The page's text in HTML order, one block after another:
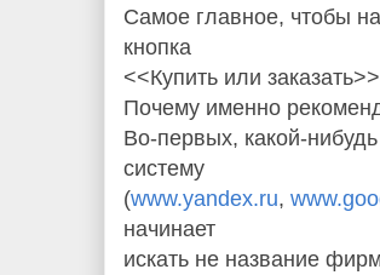
Самое главное, чтобы
кнопка
<<Купить или
Почему именно
Во-первых, какой-
систему
(www.yandex.ru,
начинает
искать не название